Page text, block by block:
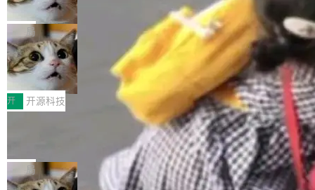
（<a href="https://bugzilla.mozilla.org/show_
bug.cgi?id=204...
orkers 跑了十年 Isolate。用 CEO Matthew Pri
nce 的话说：「我们一生都在用 Isolate 运行代
码，而 AI Agent 不需要容器，它们需要的是 Iso
late。」 容器为什么不合适 容器的问题在于启动
和销毁都太重了。一个 Agent 要执行的任务可能
只需要几毫秒的 CPU 时间，但容器从冷启动到
就绪要花数秒。如果未来有十...
诉讼，称“Apple is getting this wron
g”
上个月，苹果一纸诉状把 OpenAI 告上法庭，指
控其挖角苹果前员工并窃取商业秘密。苹果的诉
状把 OpenAI 描述成一个系统性地从前东家挖
人、套取机密信息的对手。 OpenAI 没发律师
函，也没选择庭外沉默。它在官网贴了一篇博
文，标题只有六个字：Apple is getting this wro
ng。 然后，它把邮件往来和 iMessage 聊天记
录全贴了出来。 他发错人了 苹果外部律师 Gabr
iel Gross 来自 Weil 律所，2 月 23 日下午 5:53
给 OpenAI 总法律顾问 Che Chang 发了封邮
件，附了一封长信，要求 OpenAI 配合调查前苹
局
HUAWEI MatePad Edge上架WorkBu
ddy鸿蒙PC版，说话就能干活的AI办公
搭子
全能AI工作台WorkBuddy鸿蒙PC版上架HUAWE
I MatePad Edge应用市场，直接下载即可使
用，与鸿蒙电脑上的体验一致。值得一提的是，
这是目前市面上唯一支持平板接入WorkBuddy P
C版的产品，搭载“人机双写”重磅功能——你写
你的，AI写AI的，同屏协作互不干扰。一句话让
AI帮你干活，现在开启全新体验！ 温馨提示：
开 开源科技
FFmpeg 9.0 发布：代号“Lei”，以此纪
全球知名开源多媒体框架 FFmpeg 今天正式发
布了 9.0 版本。这个版本除了带来新一代音视频
处理能力和硬件加速支持之外，还有一个特殊之
局